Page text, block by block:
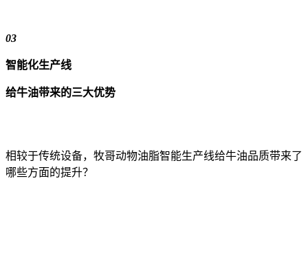
03
智能化生产线
给牛油带来的三大优势
相较于传统设备，牧哥动物油脂智能生产线给牛油品质带来了
哪些方面的提升？